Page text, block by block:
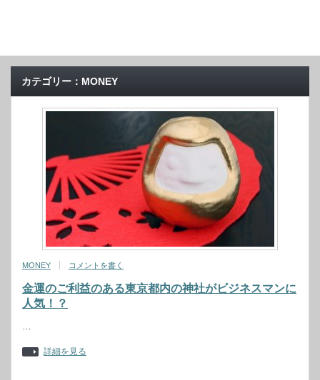
カテゴリー：MONEY
MONEY コメントを書く
金運のご利益のある東京都内の神社がビジネスマンに
人気！？
…
詳細を見る